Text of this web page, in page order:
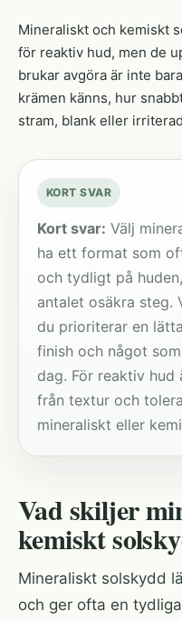
Mineraliskt och kemiskt
för reaktiv hud, men de
brukar avgöra är inte
krämen känns, hur
stram, blank eller
KORT SVAR
Kort svar: Välj
ha ett format som
och tydligt på
antalet osäkra steg.
du prioriterar en
finish och något
dag. För reaktiv
från textur och
mineraliskt eller
Vad skiljer
kemiskt
Mineraliskt solskydd
och ger ofta en